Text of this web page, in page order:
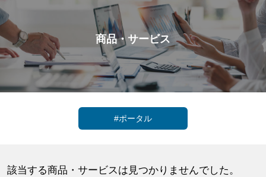
商品・サービス
#ポータル
該当する商品・サービスは見つかりませんでした。